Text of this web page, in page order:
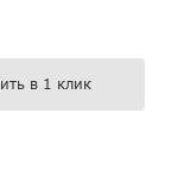
в 1 клик